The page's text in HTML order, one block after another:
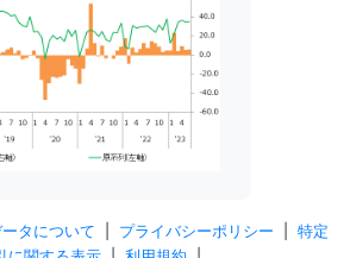
タについて プライバシーポリシー
特定